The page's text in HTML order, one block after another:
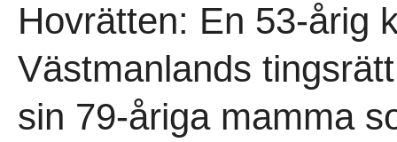
Hovrätten: En 53-årig
Västmanlands
sin 79-åriga mamma